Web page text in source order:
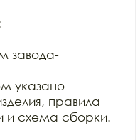
завода-
указано
правила
и схема сборки.